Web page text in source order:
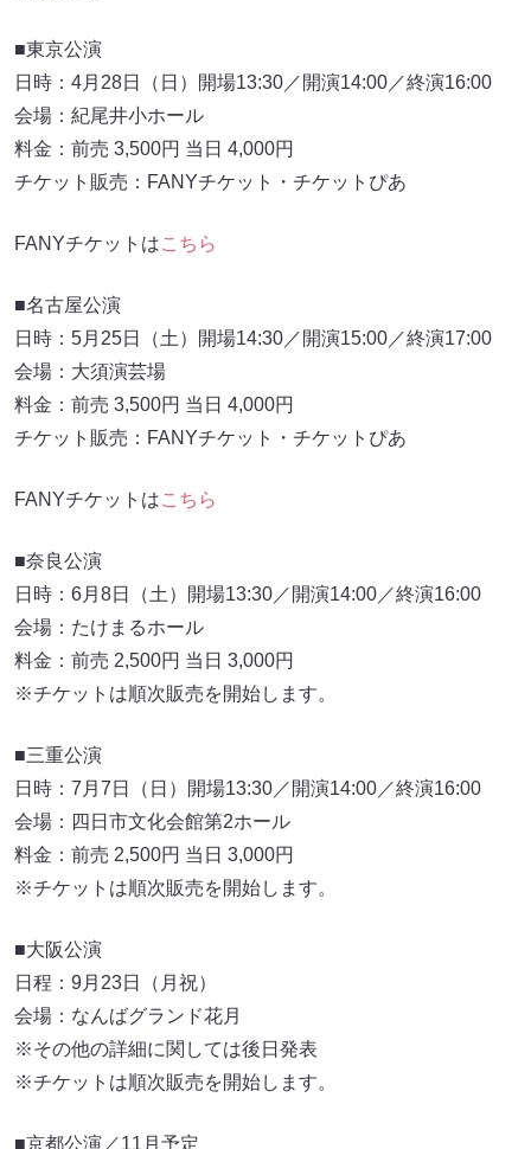
■東京公演
日時：4月28日（日）開場13:30／開演14:00／終演16:00
会場：紀尾井小ホール
料金：前売 3,500円 当日 4,000円
チケット販売：FANYチケット・チケットぴあ
FANYチケットはこちら
■名古屋公演
日時：5月25日（土）開場14:30／開演15:00／終演17:00
会場：大須演芸場
料金：前売 3,500円 当日 4,000円
チケット販売：FANYチケット・チケットぴあ
FANYチケットはこちら
■奈良公演
日時：6月8日（土）開場13:30／開演14:00／終演16:00
会場：たけまるホール
料金：前売 2,500円 当日 3,000円
※チケットは順次販売を開始します。
■三重公演
日時：7月7日（日）開場13:30／開演14:00／終演16:00
会場：四日市文化会館第2ホール
料金：前売 2,500円 当日 3,000円
※チケットは順次販売を開始します。
■大阪公演
日程：9月23日（月祝）
会場：なんばグランド花月
※その他の詳細に関しては後日発表
※チケットは順次販売を開始します。
■京都公演／11月予定